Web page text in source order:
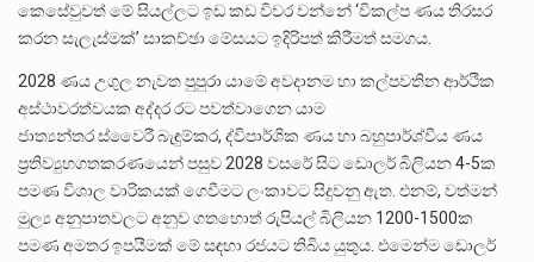
කෙසේවුවත් මේ සියල්ලට ඉඩ කඩ විවර වන්නේ ‘විකල්ප ණය තිරසර
කරන සැලැස්මක්’ සාකච්ඡා මේසයට ඉදිරිපත් කිරීමත් සමගය.
2028 ණය උගුල නැවත පුපුරා යාමේ අවදානම හා කල්පවතින ආර්ථික
අස්ථාවරත්වයක අද්දර රට පවත්වාගෙන යාම
ජාත්‍යන්තර ස්වෛරී බැඳුම්කර, ද්විපාර්ශික ණය හා බහුපාර්ශ්වීය ණය
ප්‍රතිව්‍යුහගතකරණයෙන් පසුව 2028 වසරේ සිට ඩොලර් බිලියන 4-5ක
පමණ විශාල වාරිකයක් ගෙවීමට ලංකාවට සිදුවනු ඇත. එනම්, වත්මන්
මුල්‍ය අනුපාතවලට අනුව ගතහොත් රුපියල් බිලියන 1200-1500ක
පමණ අමතර ඉපයීමක් මේ සඳහා රජයට තිබිය යුතුය. එමෙන්ම ඩොලර්